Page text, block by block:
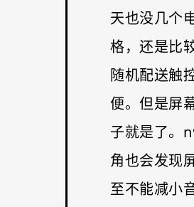
天也没几个
格，还是比
随机配送触
便。但是屏
子就是了。
角也会发现
至不能减小